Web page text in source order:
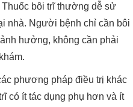
Thuốc bôi trĩ thường dễ sử
nhà. Người bệnh chỉ cần bôi
hưởng, không cần phải
phương pháp điều trị khác
có ít tác dụng phụ hơn và ít